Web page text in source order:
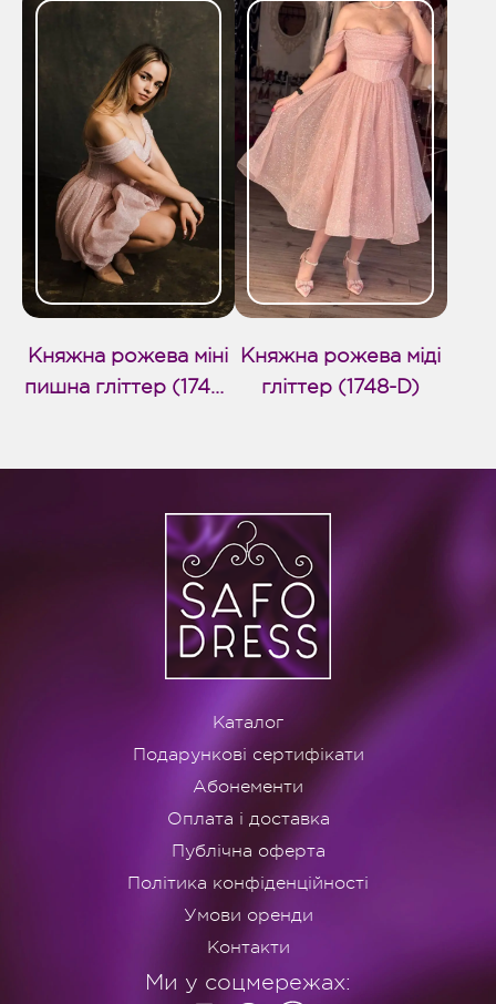
Княжна рожева міні
пишна гліттер (1749-
Княжна рожева міді
гліттер (1748-D)
Каталог
Подарункові сертифікати
Абонементи
Оплата і доставка
Публічна оферта
Політика конфіденційності
Умови оренди
Контакти
Ми у соцмережах: